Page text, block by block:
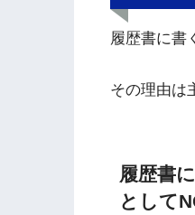
履歴書に書
その理由は
履歴書
として